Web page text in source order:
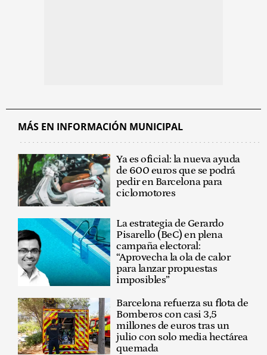
MÁS EN INFORMACIÓN MUNICIPAL
Ya es oficial: la nueva ayuda
de 600 euros que se podrá
pedir en Barcelona para
ciclomotores
La estrategia de Gerardo
Pisarello (BeC) en plena
campaña electoral:
“Aprovecha la ola de calor
para lanzar propuestas
imposibles”
Barcelona refuerza su flota de
Bomberos con casi 3,5
millones de euros tras un
julio con solo media hectárea
quemada